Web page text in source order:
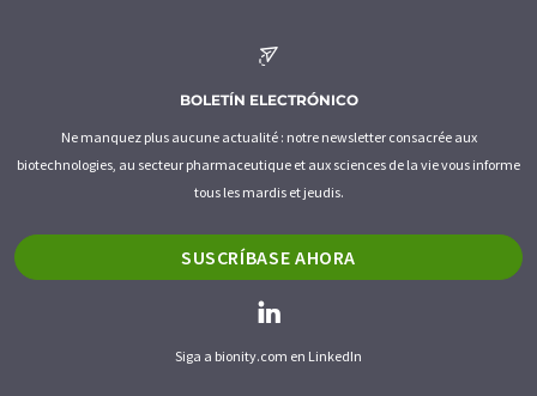
BOLETÍN ELECTRÓNICO
Ne manquez plus aucune actualité : notre newsletter consacrée aux
biotechnologies, au secteur pharmaceutique et aux sciences de la vie vous informe
tous les mardis et jeudis.
SUSCRÍBASE AHORA
Siga a bionity.com en LinkedIn